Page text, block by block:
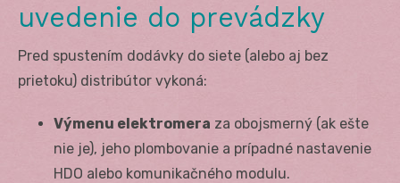
uvedenie do prevádzky
Pred spustením dodávky do siete (alebo aj bez
prietoku) distribútor vykoná:
Výmenu elektromera za obojsmerný (ak ešte
nie je), jeho plombovanie a prípadné nastavenie
HDO alebo komunikačného modulu.